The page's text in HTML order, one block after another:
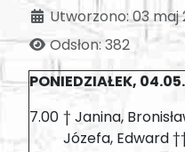
Utworzono: 03 maj
Odsłon: 382
PONIEDZIAŁEK,
7.00 † Janina,
Józefa, Edward